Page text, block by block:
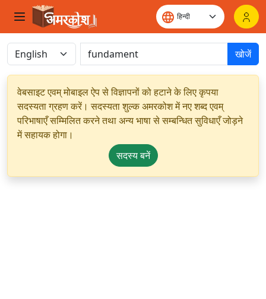
खोजें
वेबसाइट एवम् मोबाइल ऐप से विज्ञापनों को हटाने के लिए कृपया
सदस्यता ग्रहण करें। सदस्यता शुल्क अमरकोश में नए शब्द एवम्
परिभाषाएँ सम्मिलित करने तथा अन्य भाषा से सम्बन्धित सुविधाएँ जोड़ने
में सहायक होगा।
सदस्य बनें